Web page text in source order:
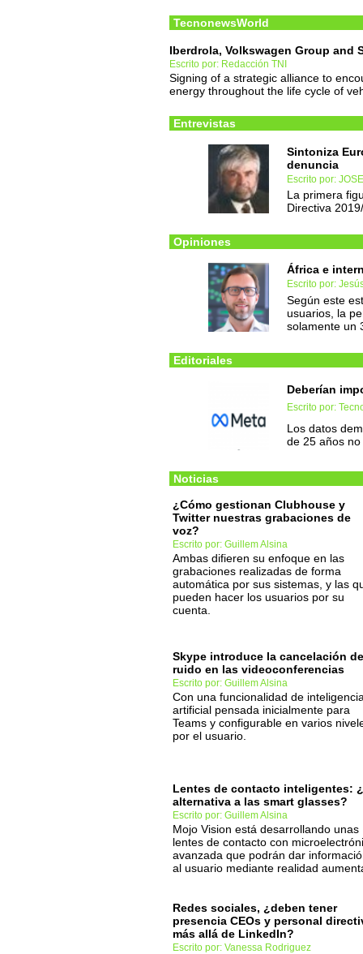
TecnonewsWorld
Iberdrola, Volkswagen Group and
Escrito por: Redacción TNI
Signing of a strategic alliance to
energy throughout the life cycle of
Entrevistas
Sintoniza
denuncia
Escrito por:
La primera
Directiva
Opiniones
África e
Escrito por:
Según este
usuarios, la
solamente un
Editoriales
Deberían
Escrito por:
Los datos
de 25 años
Noticias
¿Cómo gestionan Clubhouse y
Twitter nuestras grabaciones de
voz?
Escrito por: Guillem Alsina
Ambas difieren su enfoque en las
grabaciones realizadas de forma
automática por sus sistemas, y las
pueden hacer los usuarios por su
cuenta.
Skype introduce la cancelación de
ruido en las videoconferencias
Escrito por: Guillem Alsina
Con una funcionalidad de
artificial pensada inicialmente para
Teams y configurable en varios
por el usuario.
Lentes de contacto inteligentes:
alternativa a las smart glasses?
Escrito por: Guillem Alsina
Mojo Vision está desarrollando unas
lentes de contacto con
avanzada que podrán dar
al usuario mediante realidad
Redes sociales, ¿deben tener
presencia CEOs y personal
más allá de LinkedIn?
Escrito por: Vanessa Rodriguez